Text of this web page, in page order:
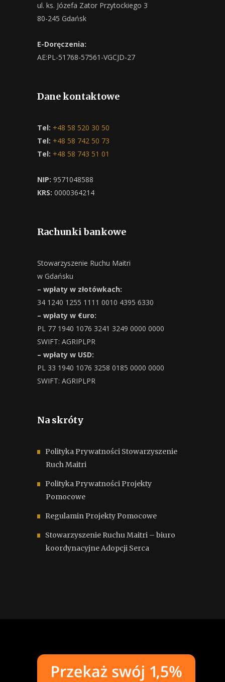
ul. ks. Józefa Zator Przytockiego 3
80-245 Gdańsk
E-Doręczenia:
AE:PL-51768-57561-VGCJD-27
Dane kontaktowe
Tel: +48 58 520 30 50
Tel: +48 58 742 50 73
Tel: +48 58 743 51 01
NIP: 9571048588
KRS: 0000364214
Rachunki bankowe
Stowarzyszenie Ruchu Maitri
w Gdańsku
– wpłaty w złotówkach:
34 1240 1255 1111 0010 4395 6330
– wpłaty w €uro:
PL 77 1940 1076 3241 3249 0000 0000
SWIFT: AGRIPLPR
– wpłaty w USD:
PL 33 1940 1076 3258 0185 0000 0000
SWIFT: AGRIPLPR
Na skróty
Polityka Prywatności Stowarzyszenie
Ruch Maitri
Polityka Prywatności Projekty
Pomocowe
Regulamin Projekty Pomocowe
Stowarzyszenie Ruchu Maitri – biuro
koordynacyjne Adopcji Serca